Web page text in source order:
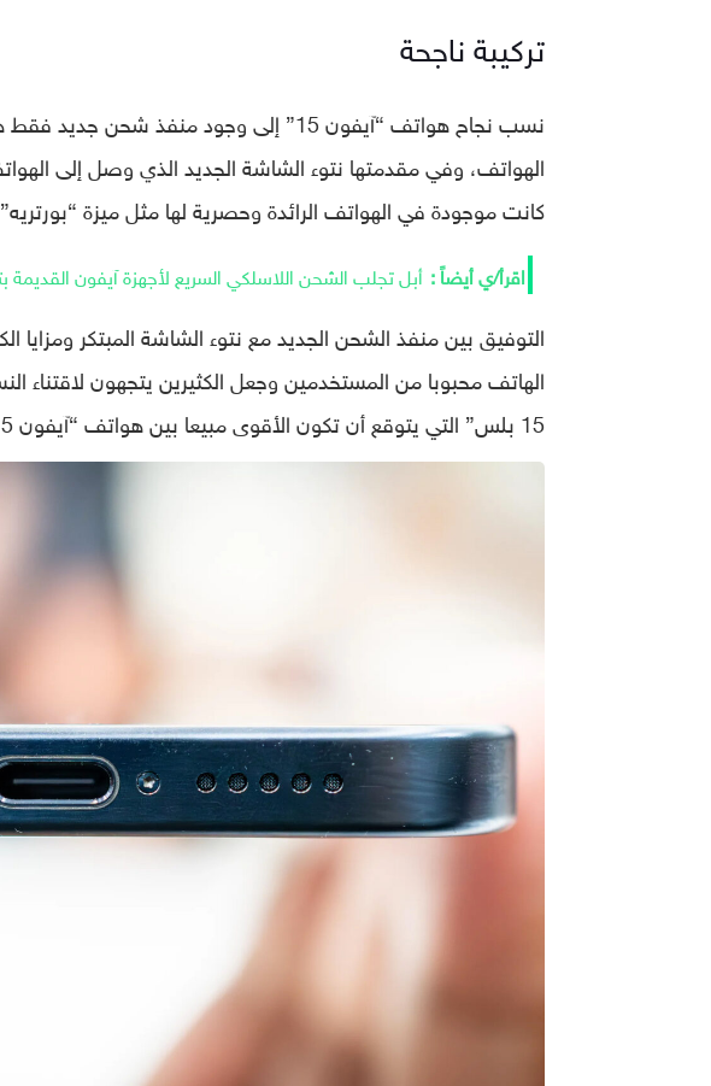
تركيبة ناجحة
نسب نجاح هواتف “آيفون 15” إلى وجود منفذ
الهواتف، وفي مقدمتها نتوء الشاشة الجديد الذي وصل إلى
كانت موجودة في الهواتف الرائدة وحصرية لها مثل ميزة
أبل تجلب الشحن اللاسلكي السريع لأجهزة آيفون
التوفيق بين منفذ الشحن الجديد مع نتوء الشاشة المبتكر
15 بلس” التي يتوقع أن تكون الأقوى مبيعا بين هواتف “آيفون 15 “بشكل عام.